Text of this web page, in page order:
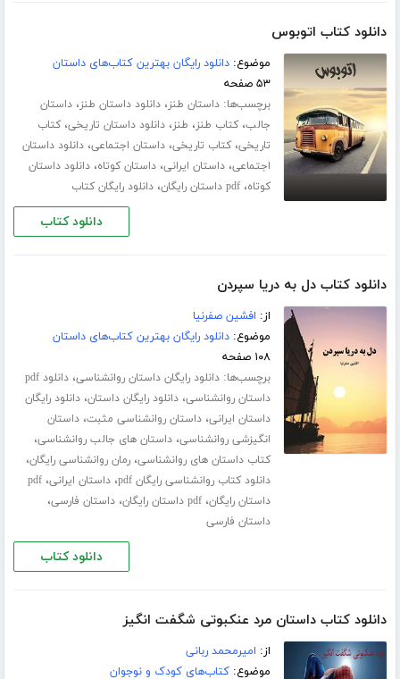
دانلود کتاب اتوبوس
موضوع:دانلود رایگان بهترین کتاب‌های داستان
۵۳ صفحه
برچسب‌ها:داستان طنز،دانلود داستان طنز،داستان
جالب،کتاب طنز، طنز،دانلود داستان تاریخی،کتاب
تاریخی،کتاب تاریخی،داستان اجتماعی،دانلود داستان
اجتماعی،داستان ایرانی،داستان کوتاه،دانلود داستان
کوتاه،pdf داستان رایگان ،دانلود رایگان کتاب
دانلود کتاب
دانلود کتاب دل به دریا سپردن
از: افشین صفرنیا
موضوع:دانلود رایگان بهترین کتاب‌های داستان
۱۰۸ صفحه
برچسب‌ها:دانلود رایگان داستان روانشناسی،
دانلود pdf
داستان روانشناسی،دانلود رایگان داستان،دانلود رایگان
داستان ایرانی،داستان روانشناسی مثبت،داستان
انگیزشی روانشناسی،داستان های جالب روانشناسی،
کتاب داستان های روانشناسی،رمان روانشناسی رایگان،
دانلود کتاب روانشناسی رایگان pdf ،داستان ایرانی،pdf
داستان رایگان،pdf داستان رایگان ،داستان فارسی،
داستان فارسی
دانلود کتاب
دانلود کتاب داستان مرد عنکبوتی شگفت انگیز
از: امیرمحمد ربانی
موضوع:کتاب‌های کودک و نوجوان